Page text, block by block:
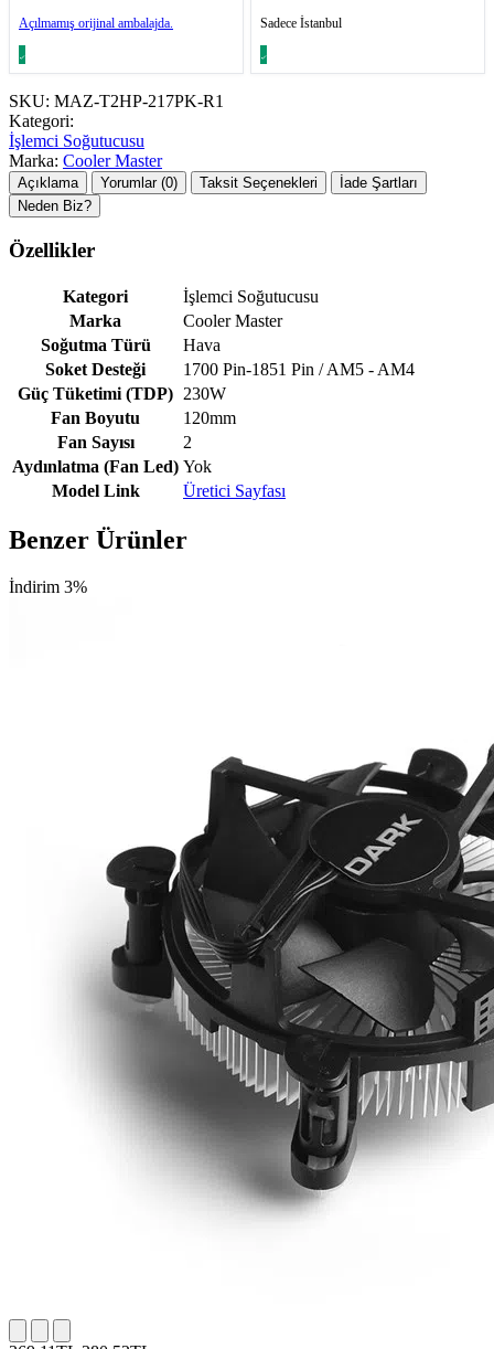
Açılmamış orijinal ambalajda. Sadece İstanbul
SKU: MAZ-T2HP-217PK-R1
Kategori:
İşlemci Soğutucusu
Marka: Cooler Master
Açıklama Yorumlar (0) Taksit Seçenekleri
İade Şartları
Neden Biz?
Özellikler
Kategori
İşlemci Soğutucusu
Marka
Cooler Master
Soğutma Türü
Hava
Soket Desteği
1700 Pin-1851 Pin / AM5 - AM4
Güç Tüketimi (TDP) 230W
Fan Boyutu
120mm
Fan Sayısı
2
Aydınlatma (Fan Led) Yok
Model Link
Üretici Sayfası
Benzer Ürünler
İndirim 3%